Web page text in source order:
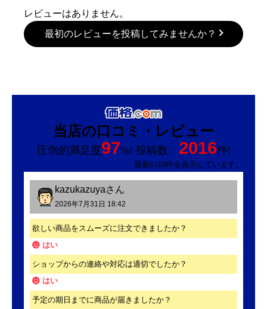
レビューはありません。
最初のレビューを投稿してみませんか？
当店の口コミ・レビュー
圧倒的満足度97%! 投稿数： 2016件!
最新の10件を表示しています。
kazukazuyaさん
2026年7月31日 18:42
欲しい商品をスムーズに注文できましたか？
はい
ショップからの連絡や対応は適切でしたか？
はい
予定の期日までに商品が届きましたか？